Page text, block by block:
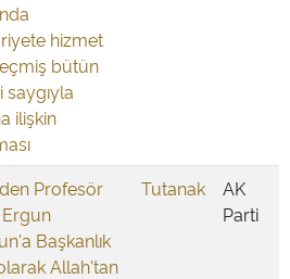
hizmet
bütün
saygıyla
ilişkin
Profesör
Başkanlık
Allah'tan
Tutanak
AK
Parti